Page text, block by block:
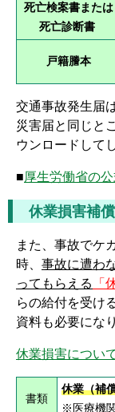
死亡検案書または
死亡診断書
戸籍謄本
交通事故発生届
災害届と同じと
ウンロードして
■厚生労働省の
休業損害補
また、事故でケ
時、 事故に遭わ
ってもらえる
「
らの給付を受け
資料も必要にな
休業損害につい
書類
休業（補
※医療機